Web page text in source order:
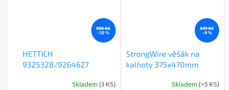
990 Kč
–10 %
HETTICH
9325328/9264627
Skladem (3 KS)
891 Kč
–9 %
StrongWire věšák na
kalhoty 375x470mm
Skladem (>5 KS)